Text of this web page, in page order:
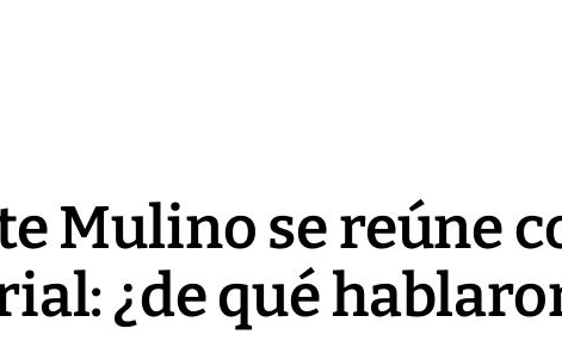
Mulino se reúne
¿de qué